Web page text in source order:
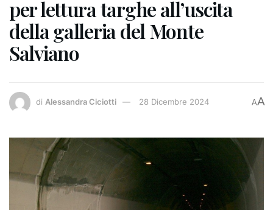
per lettura targhe all’uscita
della galleria del Monte
Salviano
di Alessandra Ciciotti 28 Dicembre 2024 AA